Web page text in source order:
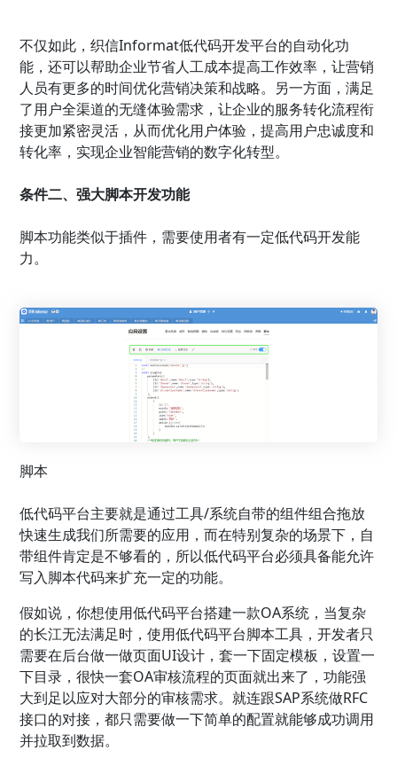
不仅如此，织信Informat低代码开发平台的自动化功
能，还可以帮助企业节省人工成本提高工作效率，让营销
人员有更多的时间优化营销决策和战略。另一方面，满足
了用户全渠道的无缝体验需求，让企业的服务转化流程衔
接更加紧密灵活，从而优化用户体验，提高用户忠诚度和
转化率，实现企业智能营销的数字化转型。
条件二、强大脚本开发功能
脚本功能类似于插件，需要使用者有一定低代码开发能
力。
脚本
低代码平台主要就是通过工具/系统自带的组件组合拖放
快速生成我们所需要的应用，而在特别复杂的场景下，自
带组件肯定是不够看的，所以低代码平台必须具备能允许
写入脚本代码来扩充一定的功能。
假如说，你想使用低代码平台搭建一款OA系统，当复杂
的长江无法满足时，使用低代码平台脚本工具，开发者只
需要在后台做一做页面UI设计，套一下固定模板，设置一
下目录，很快一套OA审核流程的页面就出来了，功能强
大到足以应对大部分的审核需求。就连跟SAP系统做RFC
接口的对接，都只需要做一下简单的配置就能够成功调用
并拉取到数据。